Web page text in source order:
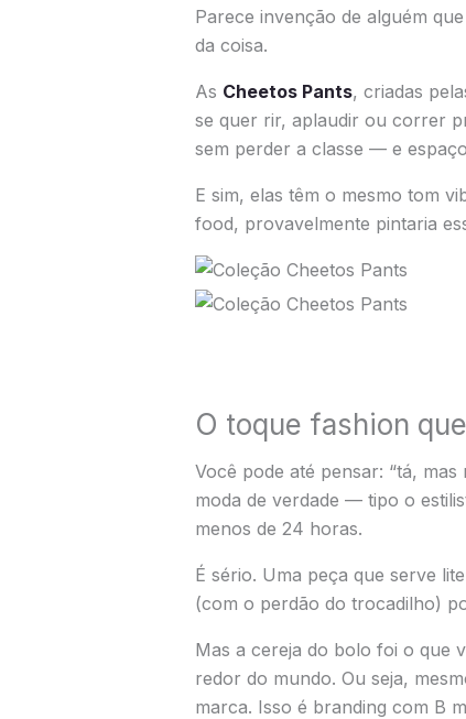
Parece invenção de alguém
da coisa.
As Cheetos Pants, criadas
se quer rir, aplaudir ou correr
sem perder a classe — e
E sim, elas têm o mesmo tom
food, provavelmente pintaria
O toque fashion
Você pode até pensar: “tá,
moda de verdade — tipo o
menos de 24 horas.
É sério. Uma peça que serve
(com o perdão do trocadilho)
Mas a cereja do bolo foi o que
redor do mundo. Ou seja,
marca. Isso é branding com B